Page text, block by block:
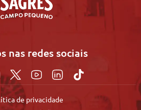
nas redes sociais
de privacidade